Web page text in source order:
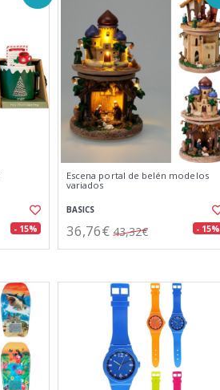
- 15%
Escena portal de belén modelos
variados
BASICS
36,76€ 43,32€ - 15%